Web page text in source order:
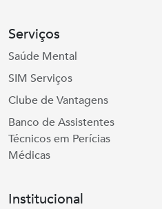
Serviços
Saúde Mental
SIM Serviços
Clube de Vantagens
Banco de Assistentes
Técnicos em Perícias
Médicas
Institucional